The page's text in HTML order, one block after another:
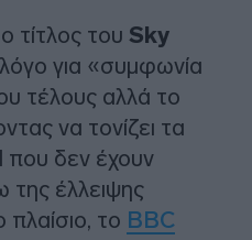
τίτλος του Sky
για «συμφωνία
τέλους αλλά το
να τονίζει τα
που δεν έχουν
της έλλειψης
πλαίσιο, το BBC